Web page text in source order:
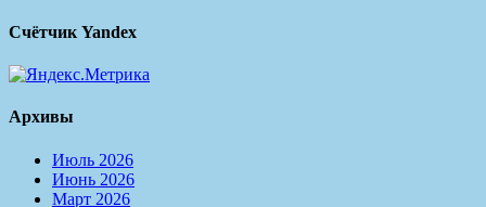
Счётчик Yandex
Архивы
Июль 2026
Июнь 2026
Март 2026